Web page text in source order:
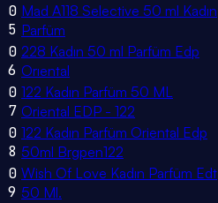
0
5
Mad A118 Selective 50 ml Kadın
Parfüm
0
6
228 Kadın 50 ml Parfüm Edp
Orıental
0
7
122 Kadın Parfüm 50 ML
Oriental EDP - 122
0
8
122 Kadın Parfüm Oriental Edp
50ml Brgpen122
0
9
Wish Of Love Kadın Parfüm Edt
50 Ml.